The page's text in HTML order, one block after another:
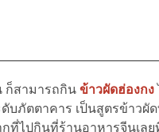
สามารถกิน ข้าวผัดฮ่องกง
บภัตตาคาร เป็นสูตรข้าวผั
ที่ไปกินที่ร้านอาหารจีนเล